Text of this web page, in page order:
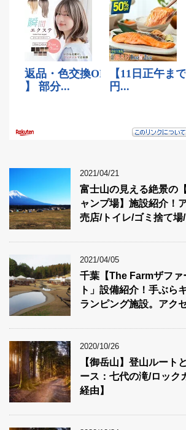
2021/04/21
富士山の見える絶景の
ャンプ場】施設紹介！
売店/トイレ/ゴミ捨て場
2021/04/05
千葉【The Farmザファ
ト」設備紹介！手ぶら
ランピング施設。アク
2020/10/26
【御岳山】登山ルート
ース：七代の滝/ロック
経由】